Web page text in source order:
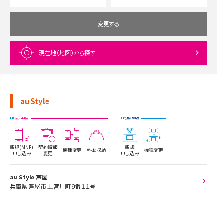
データチャージサイト
変更する
現在地（地図）から探す
au Style
新規(MNP)
申し込み
契約情報
変更
機種変更 料金収納
新規
申し込み
機種変更
au Style 芦屋
兵庫県 芦屋市 上宮川町９番１１号